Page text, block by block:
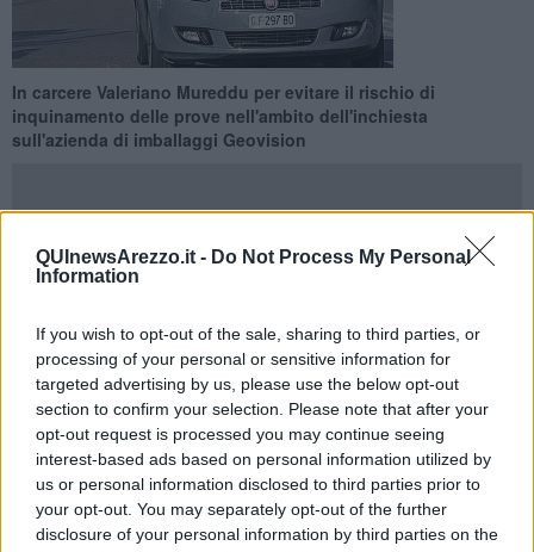
QUInewsArezzo.it - Do Not Process My Personal
Information
If you wish to opt-out of the sale, sharing to third parties, or
processing of your personal or sensitive information for
targeted advertising by us, please use the below opt-out
section to confirm your selection. Please note that after your
opt-out request is processed you may continue seeing
interest-based ads based on personal information utilized by
us or personal information disclosed to third parties prior to
your opt-out. You may separately opt-out of the further
disclosure of your personal information by third parties on the
In carcere Valeriano Mureddu per evitare il rischio di
inquinamento delle prove nell'ambito dell'inchiesta
sull'azienda di imballaggi Geovision
AREZZO —La custodia cautelare per Valeriano Mureddu è stata
dalla Guardia di Finanza. A suo carico l'accusa di bancarotta
fraudolenta dellaGeovision. Il provveddimento è scattato per
evitare il rischio di inquinamento delle prove e di reiterazione del
reato. Secondo gli inquirenti la Geovision, con sede a Civitella in
Valdichiana e dichiarata fallita, sarebbe riconducibile a Mureddu
anche se lui non risulta formalmente come titolare.
Nel corso delle indagini è emerso che decine di milioni di euro
sarebbero stati stornati in modo fraudolento dai conti dell'azienda
ad altri intestati a persone e società.